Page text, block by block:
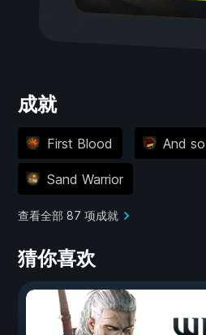
成就
First Blood And
Sand Warrior
查看全部 87 项成就
猜你喜欢